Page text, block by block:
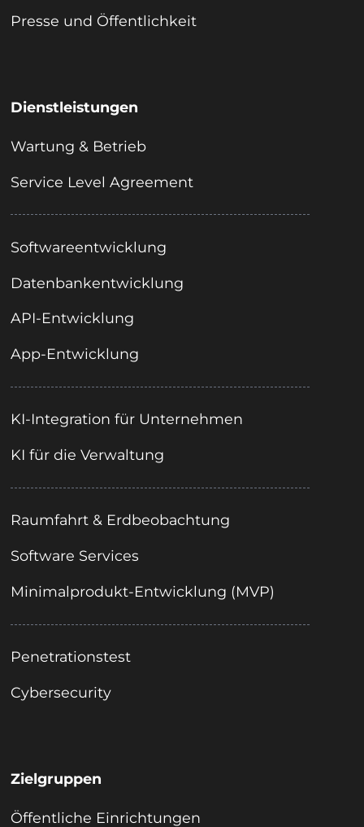
Presse und Öffentlichkeit
Dienstleistungen
Wartung & Betrieb
Service Level Agreement
Softwareentwicklung
Datenbankentwicklung
API-Entwicklung
App-Entwicklung
KI-Integration für Unternehmen
KI für die Verwaltung
Raumfahrt & Erdbeobachtung
Software Services
Minimalprodukt-Entwicklung (MVP)
Penetrationstest
Cybersecurity
Zielgruppen
Öffentliche Einrichtungen